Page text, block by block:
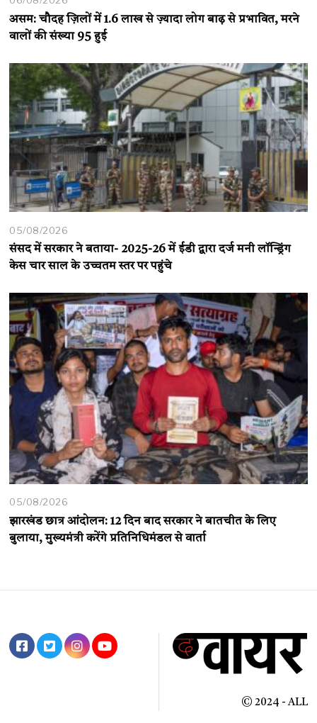
असम: चौदह ज़िलों में 1.6 लाख से ज़्यादा लोग बाढ़ से प्रभावित, मरने
वालों की संख्या 95 हुई
05/08/2026
संसद में सरकार ने बताया- 2025-26 में ईडी द्वारा दर्ज मनी लॉन्ड्रिंग
केस चार साल के उच्चतम स्तर पर पहुंचे
05/08/2026
झारखंड छात्र आंदोलन: 12 दिन बाद सरकार ने बातचीत के लिए
बुलाया, मुख्यमंत्री करेंगे प्रतिनिधिमंडल से वार्ता
© 2024 - ALL